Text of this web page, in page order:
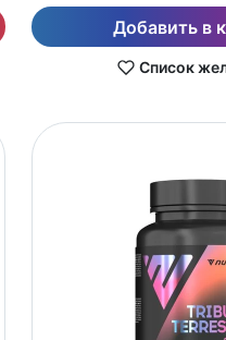
Добавить в
Список